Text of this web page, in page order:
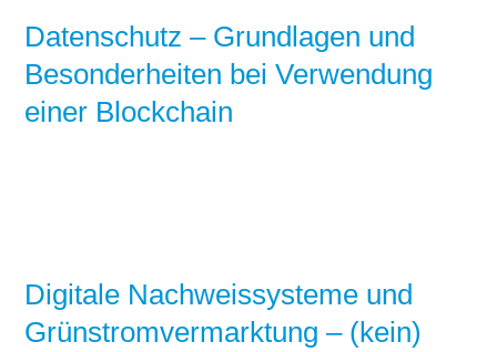
Datenschutz – Grundlagen und
Besonderheiten bei Verwendung
einer Blockchain
Digitale Nachweissysteme und
Grünstromvermarktung – (kein)